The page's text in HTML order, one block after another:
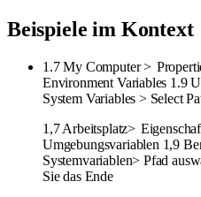
Beispiele im Kontext
1.7 My Computer >
Environment Variables 1.9
System Variables > Select
1,7 Arbeitsplatz>
Umgebungsvariablen 1,9
Systemvariablen> Pfad
Sie das Ende